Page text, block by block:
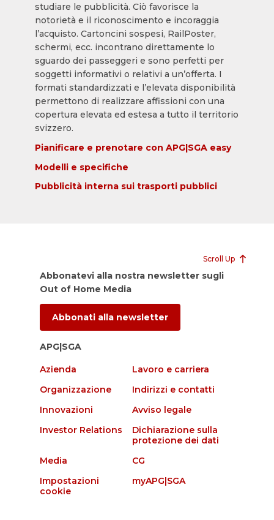
studiare le pubblicità. Ciò favorisce la
notorietà e il riconoscimento e incoraggia
l’acquisto. Cartoncini sospesi, RailPoster,
schermi, ecc. incontrano direttamente lo
sguardo dei passeggeri e sono perfetti per
soggetti informativi o relativi a un’offerta. I
formati standardizzati e l’elevata disponibilità
permettono di realizzare affissioni con una
copertura elevata ed estesa a tutto il territorio
svizzero.
Pianificare e prenotare con APG|SGA easy
Modelli e specifiche
Pubblicità interna sui trasporti pubblici
Scroll Up
Abbonatevi alla nostra newsletter sugli
Out of Home Media
Abbonati alla newsletter
APG|SGA
Azienda
Lavoro e carriera
Organizzazione
Indirizzi e contatti
Innovazioni
Avviso legale
Investor Relations
Dichiarazione sulla
protezione dei dati
Media
CG
Impostazioni
cookie
myAPG|SGA